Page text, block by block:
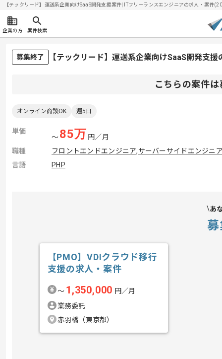
【テックリード】運送系企業向けSaaS開発支援案件| ITフリーランスエンジニアの求人・案件
企業の方 案件検索
募集終了 【テックリード】運送系企業向けSaaS開発支
こちらの案件
オンライン商談OK 週5日
単価
〜85万 円／月
職種
フロントエンドエンジニア,サーバーサイドエンジニ
言語
PHP
あ
【PMO】VDIクラウド移行
支援の求人・案件
〜 1,350,000 円／月
業務委託
赤羽橋（東京都）